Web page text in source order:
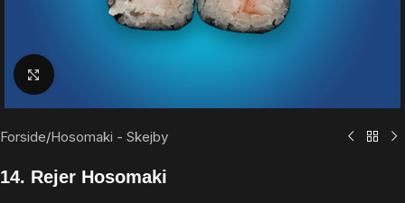
Klik for at forstørre
Forside/Hosomaki - Skejby
14. Rejer Hosomaki